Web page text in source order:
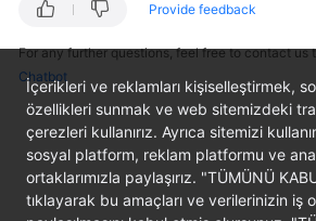
Administrator
Best
Practices
Troubleshooting
FAQs
Provide feedback
For any further questions, feel free to contact us
Chatbot
İçerikleri ve reklamları kişiselleştirmek,
özellikleri sunmak ve web sitemizdeki
çerezleri kullanırız. Ayrıca sitemizi
sosyal platform, reklam platformu ve
ortaklarımızla paylaşırız. "TÜMÜNÜ
tıklayarak bu amaçları ve verilerinizin iş